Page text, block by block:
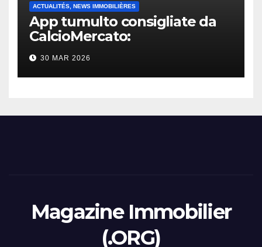
ACTUALITÉS, NEWS IMMOBILIÈRES
App tumulto consigliate da
CalcioMercato:
considerazione di gennaio
2026
30 MAR 2026
Magazine Immobilier
(.ORG)